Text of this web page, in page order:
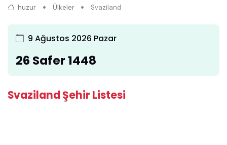
huzur Ülkeler Svaziland
9 Ağustos 2026 Pazar
26 Safer 1448
Svaziland Şehir Listesi